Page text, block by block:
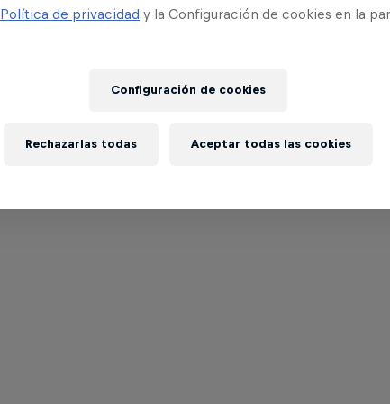
Política de privacidad y la Configuración de cookies en la
Configuración de cookies
Rechazarlas todas Aceptar todas las cookies